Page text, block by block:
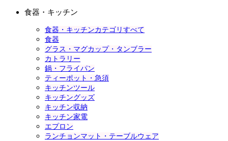
食器・キッチン
食器・キッチンカテゴリすべて
食器
グラス・マグカップ・タンブラー
カトラリー
鍋・フライパン
ティーポット・急須
キッチンツール
キッチングッズ
キッチン収納
キッチン家電
エプロン
ランチョンマット・テーブルウェア